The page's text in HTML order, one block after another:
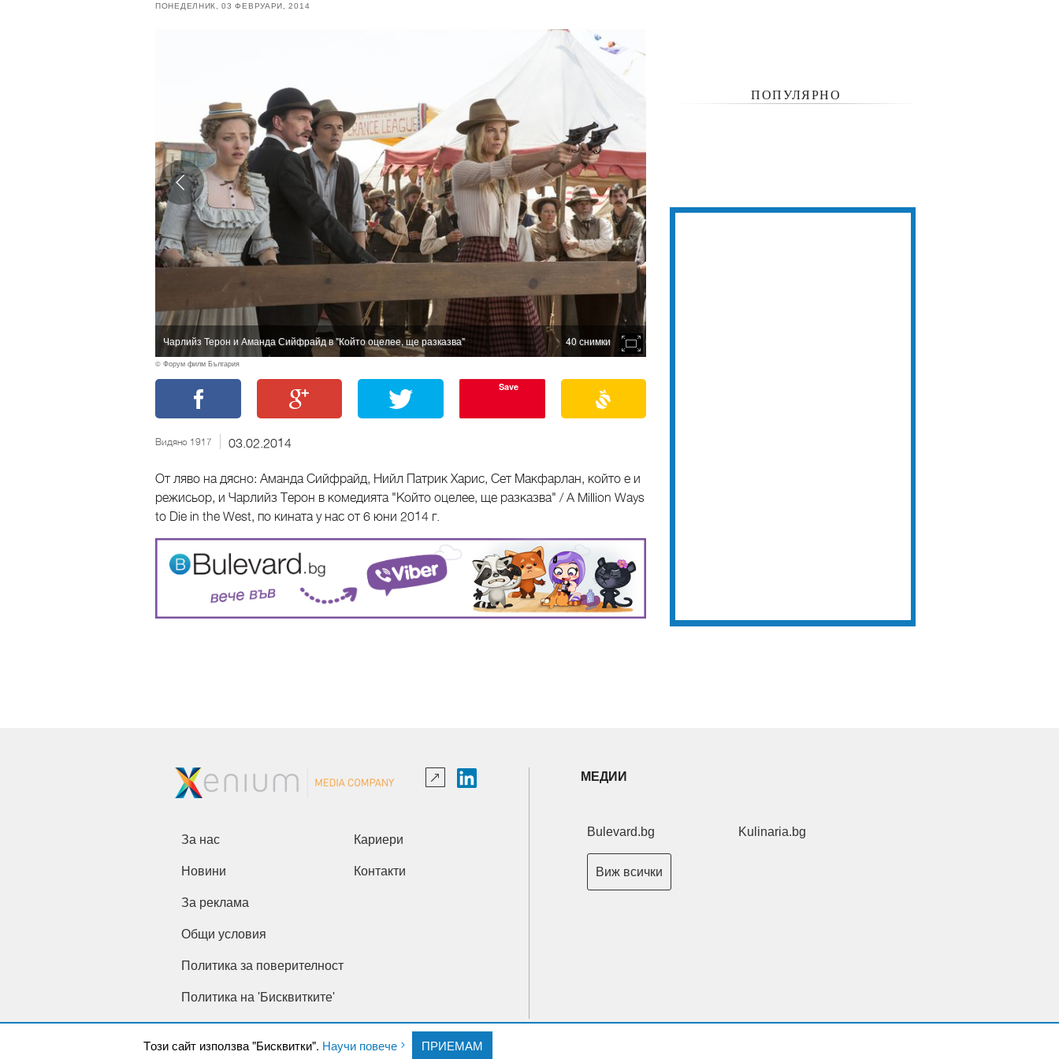
ПОНЕДЕЛНИК, 03 ФЕВРУАРИ, 2014
Чарлийз Терон и Аманда Сийфрайд в "Който оцелее, ще разказва" 40 снимки
© Форум филм България
Save
Видяно 1917 03.02.2014
От ляво на дясно: Аманда Сийфрайд, Нийл Патрик Харис, Сет Макфарлан, който е и
режисьор, и Чарлийз Терон в комедията "Който оцелее, ще разказва" / A Million Ways
to Die in the West, по кината у нас от 6 юни 2014 г.
ПОПУЛЯРНО
Tози сайт използва "Бисквитки". Научи повече ПРИЕМАМ
За нас Кариери
Новини Контакти
За реклама
Общи условия
Политика за поверителност
Политика на 'Бисквитките'
МЕДИИ
Bulevard.bg Kulinaria.bg
Виж всички
Copyright © 2026 Ксениум ООД. Всички права запазени.